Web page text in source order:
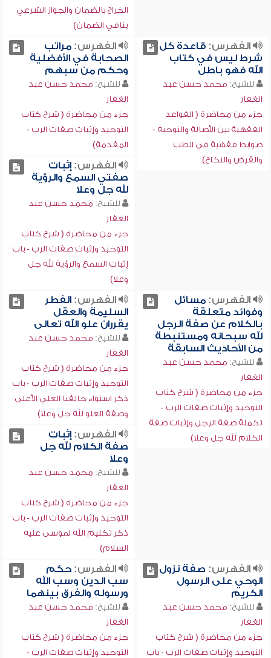
الخراج بالضمان والجواز الشرعي
ينافي الضمان)
الفهرس:قاعدة كل
شرط ليس في كتاب
الله فهو باطل
للشيخ: محمد حسن عبد
الغفار
جزء من محاضرة ( القواعد
الفقهية بين الأصالة والتوجيه -
ضوابط فقهية في الطب
والقرض والنكاح)
الفهرس:مراتب
الصحابة في الأفضلية
وحكم من سبهم
للشيخ: محمد حسن عبد
الغفار
جزء من محاضرة ( شرح كتاب
التوحيد وإثبات صفات الرب -
المقدمة)
الفهرس:إثبات
صفتي السمع والرؤية
لله جل وعلا
للشيخ: محمد حسن عبد
الغفار
جزء من محاضرة ( شرح كتاب
التوحيد وإثبات صفات الرب - باب
إثبات السمع والرؤية لله جل
وعلا)
الفهرس:مسائل
وفوائد متعلقة
بالكلام عن صفة الرجل
لله سبحانه ومستنبطة
من الأحاديث السابقة
للشيخ: محمد حسن عبد
الغفار
جزء من محاضرة ( شرح كتاب
التوحيد وإثبات صفات الرب -
تكملة صفة الرجل وإثبات صفة
الكلام لله جل وعلا)
الفهرس:الفطر
السليمة والعقل
يقرران علو الله تعالى
للشيخ: محمد حسن عبد
الغفار
جزء من محاضرة ( شرح كتاب
التوحيد وإثبات صفات الرب - باب
ذكر استواء خالقنا العلي الأعلى
وصفة العلو لله جل وعلا)
الفهرس:إثبات
صفة الكلام لله جل
وعلا
للشيخ: محمد حسن عبد
الغفار
جزء من محاضرة ( شرح كتاب
التوحيد وإثبات صفات الرب - باب
ذكر تكليم الله لموسى عليه
السلام)
الفهرس: صفة نزول
الوحي على الرسول
الكريم
للشيخ: محمد حسن عبد
الغفار
جزء من محاضرة ( شرح كتاب
التوحيد وإثبات صفات الرب - باب
الفهرس:حكم
سب الدين وسب الله
ورسوله والفرق بينهما
للشيخ: محمد حسن عبد
الغفار
جزء من محاضرة ( شرح كتاب
التوحيد وإثبات صفات الرب -